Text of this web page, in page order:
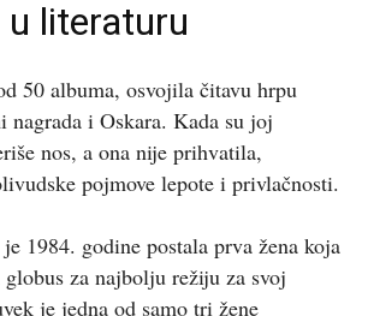
literaturu
50 albuma, osvojila čitavu hrpu
nagrada i Oskara. Kada su joj
nos, a ona nije prihvatila,
pojmove lepote i privlačnosti.
1984. godine postala prva žena koja
za najbolju režiju za svoj
je jedna od samo tri žene